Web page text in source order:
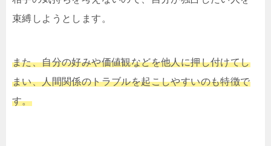
束縛しようとします。
また、自分の好みや価値観などを他人に押し付けてし
まい、人間関係のトラブルを起こしやすいのも特徴で
す。